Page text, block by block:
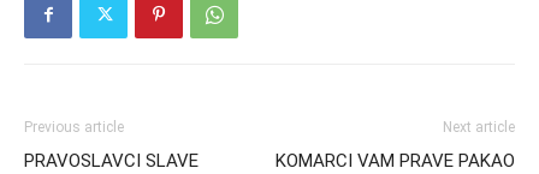
Previous article
PRAVOSLAVCI SLAVE
Next article
KOMARCI VAM PRAVE PAKAO